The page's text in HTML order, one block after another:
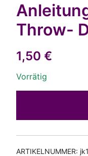
Throw-
1,50 €
Vorrätig
ARTIKELNUMMER: